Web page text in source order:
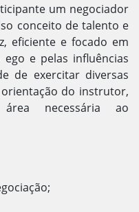
um negociador
conceito de talento e
eficiente e focado em
e pelas influências
de exercitar diversas
do instrutor,
necessária ao